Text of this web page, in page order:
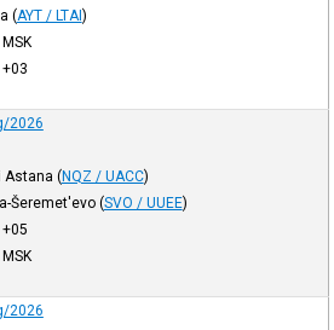
(AYT / LTAI)
MSK
+03
2026
Astana (NQZ / UACC)
Šeremet'evo (SVO / UUEE)
+05
MSK
2026